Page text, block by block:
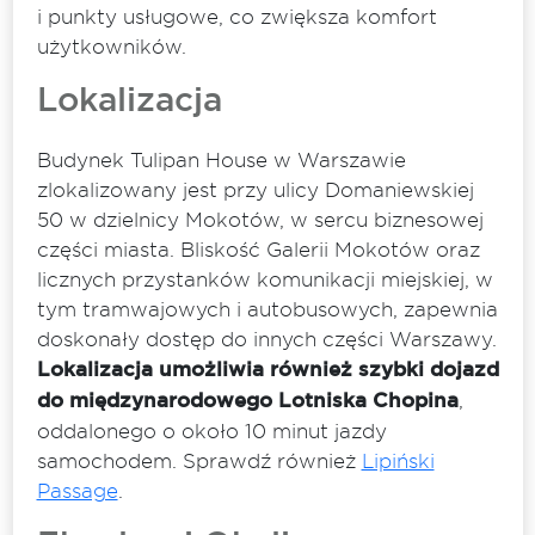
i punkty usługowe, co zwiększa komfort
użytkowników.
Lokalizacja
Budynek Tulipan House w Warszawie
zlokalizowany jest przy ulicy Domaniewskiej
50 w dzielnicy Mokotów, w sercu biznesowej
części miasta. Bliskość Galerii Mokotów oraz
licznych przystanków komunikacji miejskiej, w
tym tramwajowych i autobusowych, zapewnia
doskonały dostęp do innych części Warszawy.
Lokalizacja umożliwia również szybki dojazd
do międzynarodowego Lotniska Chopina,
oddalonego o około 10 minut jazdy
samochodem. Sprawdź również Lipiński
Passage